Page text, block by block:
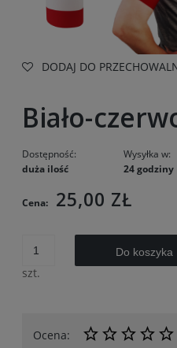
DODAJ DO
Biało-
Dostępność:
duża ilość
Wysyłka w:
24 godziny
Cena: 25,00 ZŁ
szt.
Do koszyka
Ocena: